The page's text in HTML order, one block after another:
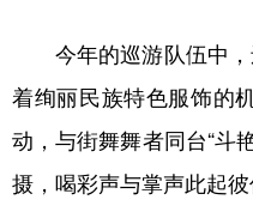
多语种频道
Русский язык
今年的巡游队伍中，
着绚丽民族特色服饰的
动，与街舞舞者同台“斗
摄，喝彩声与掌声此起彼